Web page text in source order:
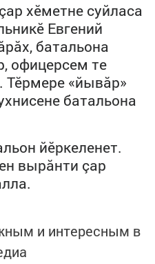
хӗметне суйласа
Евгений
батальона
офицерсем те
«йывăр»
батальона
йӗркеленет.
вырăнти çар
и интересным в